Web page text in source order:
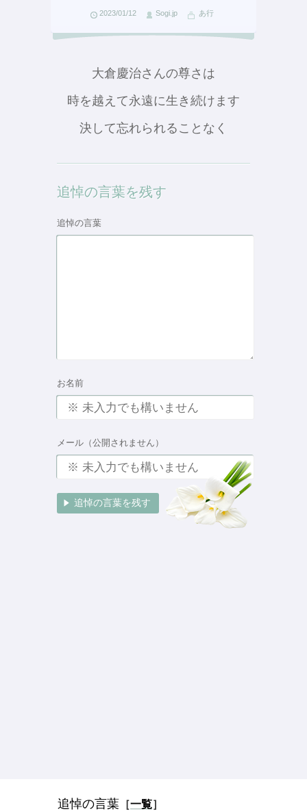
2023/01/12 Sogi.jp あ行
大倉慶治さんの尊さは
時を越えて永遠に生き続けます
決して忘れられることなく
追悼の言葉を残す
追悼の言葉
お名前
メール（公開されません）
追悼の言葉 ［一覧］